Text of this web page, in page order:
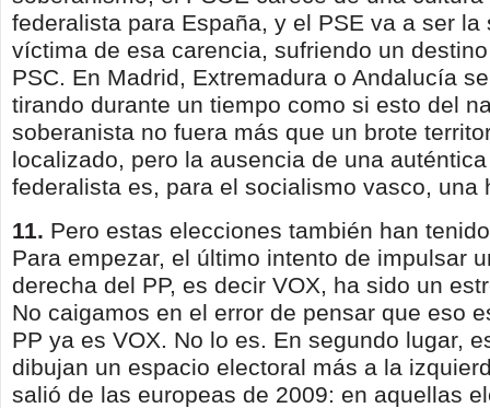
federalista para España, y el PSE va a ser la
víctima de esa carencia, sufriendo un
PSC. En Madrid, Extremadura o Andalucía
tirando durante un tiempo como si esto del
soberanista no fuera más que un brote
localizado, pero la ausencia de una
federalista es, para el socialis­mo vasco, una
11. Pero estas elecciones tam­bién han
Para empezar, el último intento de im­pulsar
derecha del PP, es decir VOX, ha sido un
No caigamos en el error de pensar que eso
PP ya es VOX. No lo es. En segundo lugar,
dibujan un espacio electo­ral más a la
salió de las europeas de 2009: en aquellas